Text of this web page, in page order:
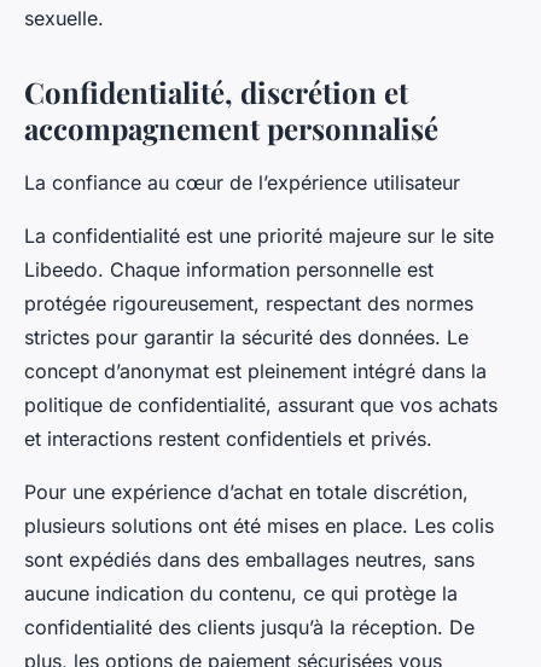
sexuelle.
Confidentialité, discrétion et
accompagnement personnalisé
La confiance au cœur de l’expérience utilisateur
La confidentialité est une priorité majeure sur le site
Libeedo. Chaque information personnelle est
protégée rigoureusement, respectant des normes
strictes pour garantir la sécurité des données. Le
concept d’anonymat est pleinement intégré dans la
politique de confidentialité, assurant que vos achats
et interactions restent confidentiels et privés.
Pour une expérience d’achat en totale discrétion,
plusieurs solutions ont été mises en place. Les colis
sont expédiés dans des emballages neutres, sans
aucune indication du contenu, ce qui protège la
confidentialité des clients jusqu’à la réception. De
plus, les options de paiement sécurisées vous